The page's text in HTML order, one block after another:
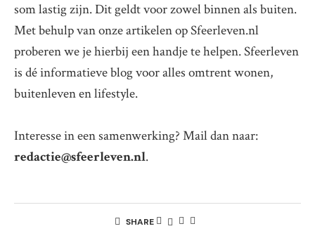
som lastig zijn. Dit geldt voor zowel binnen als buiten.
Met behulp van onze artikelen op Sfeerleven.nl
proberen we je hierbij een handje te helpen. Sfeerleven
is dé informatieve blog voor alles omtrent wonen,
buitenleven en lifestyle.
Interesse in een samenwerking? Mail dan naar:
redactie@sfeerleven.nl.
SHARE